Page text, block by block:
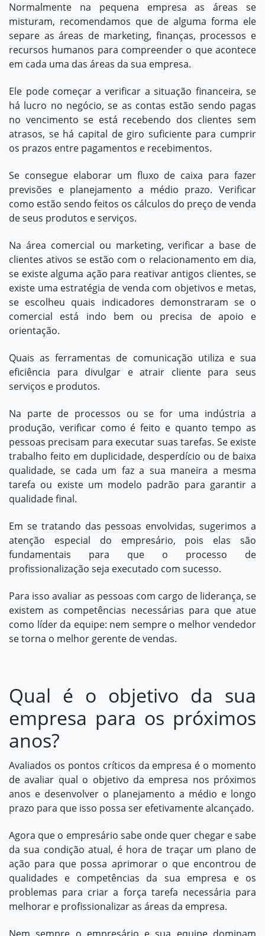
Normalmente na pequena empresa as áreas se
misturam, recomendamos que de alguma forma ele
separe as áreas de marketing, finanças, processos e
recursos humanos para compreender o que acontece
em cada uma das áreas da sua empresa.
Ele pode começar a verificar a situação financeira, se
há lucro no negócio, se as contas estão sendo pagas
no vencimento se está recebendo dos clientes sem
atrasos, se há capital de giro suficiente para cumprir
os prazos entre pagamentos e recebimentos.
Se consegue elaborar um fluxo de caixa para fazer
previsões e planejamento a médio prazo. Verificar
como estão sendo feitos os cálculos do preço de venda
de seus produtos e serviços.
Na área comercial ou marketing, verificar a base de
clientes ativos se estão com o relacionamento em dia,
se existe alguma ação para reativar antigos clientes, se
existe uma estratégia de venda com objetivos e metas,
se escolheu quais indicadores demonstraram se o
comercial está indo bem ou precisa de apoio e
orientação.
Quais as ferramentas de comunicação utiliza e sua
eficiência para divulgar e atrair cliente para seus
serviços e produtos.
Na parte de processos ou se for uma indústria a
produção, verificar como é feito e quanto tempo as
pessoas precisam para executar suas tarefas. Se existe
trabalho feito em duplicidade, desperdício ou de baixa
qualidade, se cada um faz a sua maneira a mesma
tarefa ou existe um modelo padrão para garantir a
qualidade final.
Em se tratando das pessoas envolvidas, sugerimos a
atenção especial do empresário, pois elas são
fundamentais para que o processo de
profissionalização seja executado com sucesso.
Para isso avaliar as pessoas com cargo de liderança, se
existem as competências necessárias para que atue
como líder da equipe: nem sempre o melhor vendedor
se torna o melhor gerente de vendas.
Qual é o objetivo da sua
empresa para os próximos
anos?
Avaliados os pontos críticos da empresa é o momento
de avaliar qual o objetivo da empresa nos próximos
anos e desenvolver o planejamento a médio e longo
prazo para que isso possa ser efetivamente alcançado.
Agora que o empresário sabe onde quer chegar e sabe
da sua condição atual, é hora de traçar um plano de
ação para que possa aprimorar o que encontrou de
qualidades e competências da sua empresa e os
problemas para criar a força tarefa necessária para
melhorar e profissionalizar as áreas da empresa.